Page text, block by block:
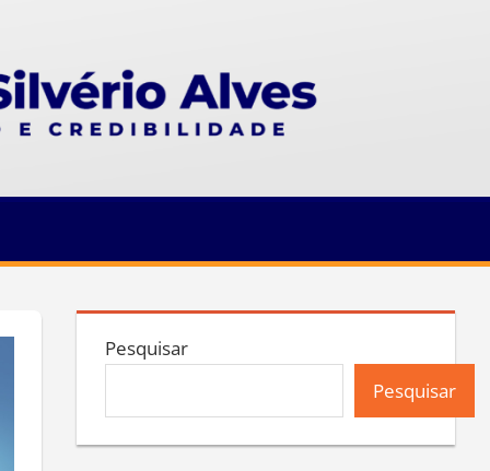
Pesquisar
Pesquisar